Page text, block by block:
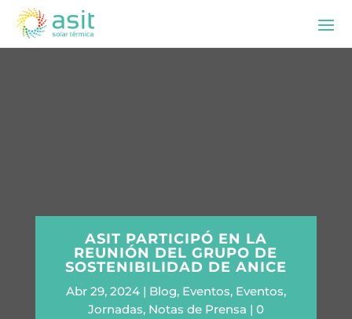
ASIT PARTICIPÓ EN LA
REUNIÓN DEL GRUPO DE
SOSTENIBILIDAD DE ANICE
Abr 29, 2024 Blog, Eventos, Eventos,
Jornadas, Notas de Prensa
0